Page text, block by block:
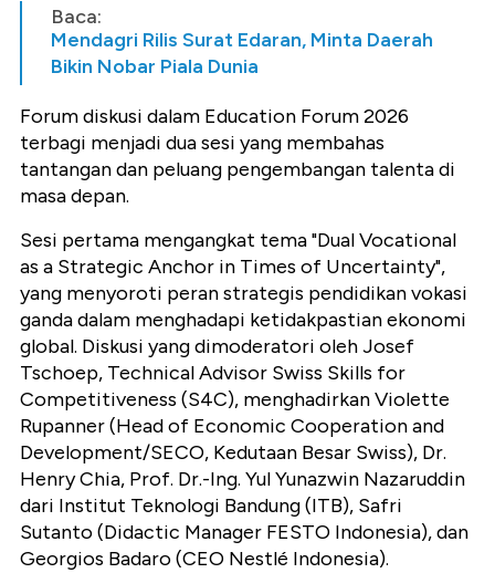
Baca:
Mendagri Rilis Surat Edaran, Minta Daerah
Bikin Nobar Piala Dunia
Forum diskusi dalam Education Forum 2026
terbagi menjadi dua sesi yang membahas
tantangan dan peluang pengembangan talenta di
masa depan.
Sesi pertama mengangkat tema "Dual Vocational
as a Strategic Anchor in Times of Uncertainty",
yang menyoroti peran strategis pendidikan vokasi
ganda dalam menghadapi ketidakpastian ekonomi
global. Diskusi yang dimoderatori oleh Josef
Tschoep, Technical Advisor Swiss Skills for
Competitiveness (S4C), menghadirkan Violette
Rupanner (Head of Economic Cooperation and
Development/SECO, Kedutaan Besar Swiss), Dr.
Henry Chia, Prof. Dr.-Ing. Yul Yunazwin Nazaruddin
dari Institut Teknologi Bandung (ITB), Safri
Sutanto (Didactic Manager FESTO Indonesia), dan
Georgios Badaro (CEO Nestlé Indonesia).